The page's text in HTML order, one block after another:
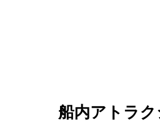
船内アトラ